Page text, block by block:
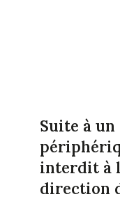
Suite à
interdit à
direction